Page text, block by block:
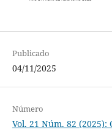
Publicado
04/11/2025
Número
Vol. 21 Núm. 82 (2025):